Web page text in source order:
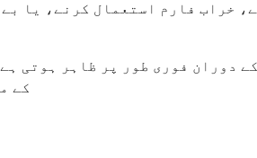
خراب فارم استعمال کرنے، یا
دوران فوری طور پر ظاہر ہوتی
کے